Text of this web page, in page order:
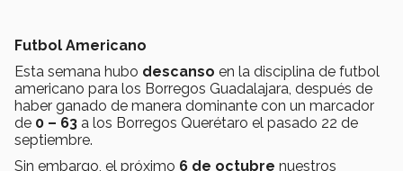
Futbol Americano
Esta semana hubo descanso en la disciplina de futbol
americano para los Borregos Guadalajara, después de
haber ganado de manera dominante con un marcador
de 0 – 63 a los Borregos Querétaro el pasado 22 de
septiembre.
Sin embargo, el próximo 6 de octubre nuestros